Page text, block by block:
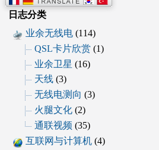
导
航
日志分类
业余无线电(114)
QSL卡片欣赏 (1)
业余卫星 (16)
天线(3)
无线电测向 (3)
火腿文化(2)
通联视频 (35)
互联网与计算机(4)